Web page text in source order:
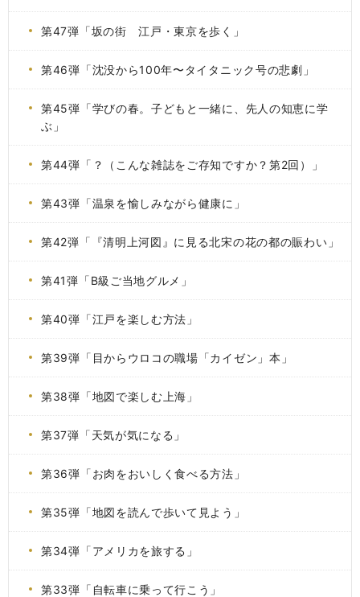
第47弾「坂の街 江戸・東京を歩く」
第46弾「沈没から100年〜タイタニック号の悲劇」
第45弾「学びの春。子どもと一緒に、先人の知恵に学
ぶ」
第44弾「？（こんな雑誌をご存知ですか？第2回）」
第43弾「温泉を愉しみながら健康に」
第42弾「『清明上河図』に見る北宋の花の都の賑わい」
第41弾「B級ご当地グルメ」
第40弾「江戸を楽しむ方法」
第39弾「目からウロコの職場「カイゼン」本」
第38弾「地図で楽しむ上海」
第37弾「天気が気になる」
第36弾「お肉をおいしく食べる方法」
第35弾「地図を読んで歩いて見よう」
第34弾「アメリカを旅する」
第33弾「自転車に乗って行こう」